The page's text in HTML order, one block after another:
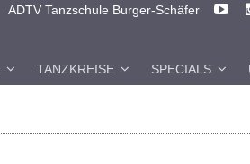
ADTV Tanzschule Burger-Schäfer
TANZKREISE SPECIALS